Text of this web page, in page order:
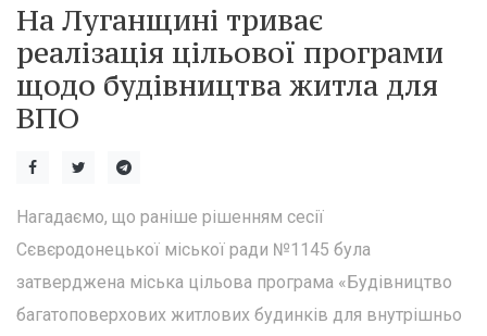
На Луганщині триває
реалізація цільової програми
щодо будівництва житла для
ВПО
Нагадаємо, що раніше рішенням сесії
Сєвєродонецької міської ради №1145 була
затверджена міська цільова програма «Будівництво
багатоповерхових житлових будинків для внутрішньо